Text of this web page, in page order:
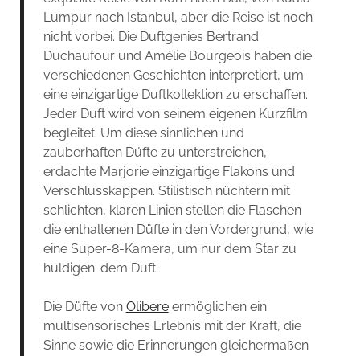
Lumpur nach Istanbul, aber die Reise ist noch
nicht vorbei. Die Duftgenies Bertrand
Duchaufour und Amélie Bourgeois haben die
verschiedenen Geschichten interpretiert, um
eine einzigartige Duftkollektion zu erschaffen.
Jeder Duft wird von seinem eigenen Kurzfilm
begleitet. Um diese sinnlichen und
zauberhaften Düfte zu unterstreichen,
erdachte Marjorie einzigartige Flakons und
Verschlusskappen. Stilistisch nüchtern mit
schlichten, klaren Linien stellen die Flaschen
die enthaltenen Düfte in den Vordergrund, wie
eine Super-8-Kamera, um nur dem Star zu
huldigen: dem Duft.
Die Düfte von Olibereermöglichen ein
multisensorisches Erlebnis mit der Kraft, die
Sinne sowie die Erinnerungen gleichermaßen